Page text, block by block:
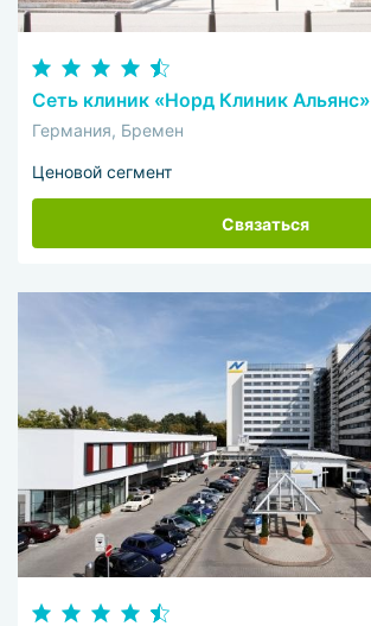
Сеть клиник «Норд Клиник Альянс»
Германия, Бремен
Ценовой сегмент
Связаться